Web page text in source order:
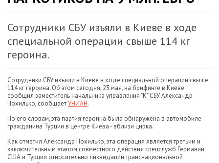
Сотрудники СБУ изъяли в Киеве в ходе
специальной операции свыше 114 кг
героина.
Сотрудники СБУ изъяли в Киеве в ходе специальной операции свыше
114 кг героина. Об этом сегодня, 23 мая, на брифинге в Киеве
сообщил заместитель начальника управления "К" СБУ Александр
Похилько, сообщаетУНИАН.
По его словам, эта партия героина была обнаружена в автомобиле
гражданина Турции в центре Киева - вблизи цирка.
Как отметил Александр Похилько, эта операция является третьим и
заключительным этапом совместного действия спецслужб Германии,
США и Турции относительно ликвидации транснациональной